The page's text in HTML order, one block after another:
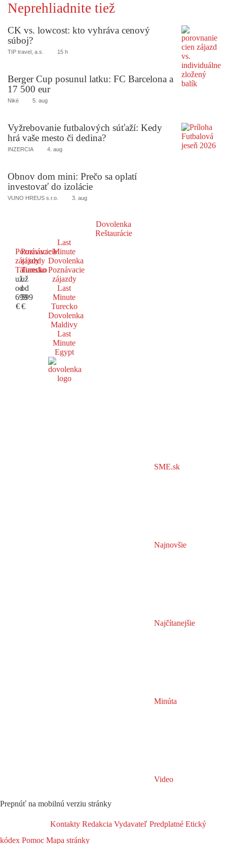
Neprehliadnite tiež
CK vs. lowcost: kto vyhráva cenový
súboj?
TIP travel, a.s. 15 h
Berger Cup posunul latku: FC Barcelona a
17 500 eur
Niké 5. aug
Vyžrebovanie futbalových súťaží: Kedy
hrá vaše mesto či dedina?
INZERCIA 4. aug
Obnov dom mini: Prečo sa oplatí
investovať do izolácie
VUNO HREUS s.r.o. 3. aug
Dovolenka
Reštaurácie
Poznávacie
zájazdy
Taliansko
už
od
699
€
Poznávacie
zájazdy
Turecko
už
od
599
€
Last
Minute
Dovolenka
Poznávacie
zájazdy
Last
Minute
Turecko
Dovolenka
Maldivy
Last
Minute
Egypt
SME.sk
Najnovšie
Najčítanejšie
Minúta
Video
Prepnúť na mobilnú verziu stránky
Kontakty Redakcia Vydavateľ Predplatné Etický
kódex Pomoc Mapa stránky